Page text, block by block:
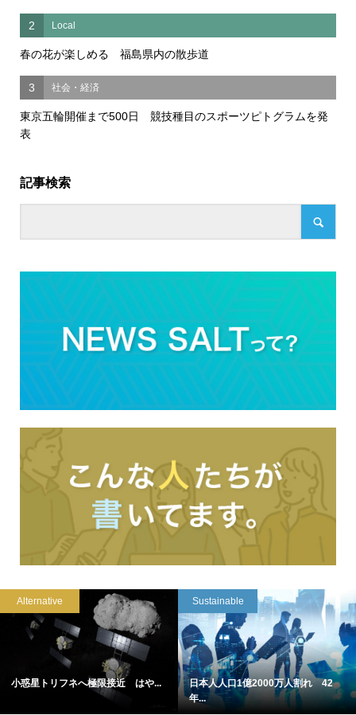
2 Local
春の花が楽しめる 福島県内の散歩道
3 社会・経済
東京五輪開催まで500日 競技種目のスポーツピトグラムを発
表
記事検索
Alternative
小惑星トリフネへ極限接近 はや...
Sustainable
日本人人口1億2000万人割れ 42
年...